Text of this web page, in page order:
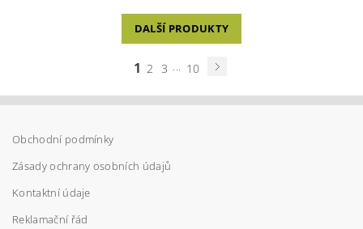
DALŠÍ PRODUKTY
1 2 3 ... 10
Obchodní podmínky
Zásady ochrany osobních údajů
Kontaktní údaje
Reklamační řád